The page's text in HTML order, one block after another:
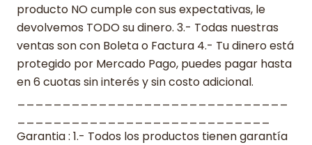
producto NO cumple con sus expectativas, le
devolvemos TODO su dinero. 3.- Todas nuestras
ventas son con Boleta o Factura 4.- Tu dinero está
protegido por Mercado Pago, puedes pagar hasta
en 6 cuotas sin interés y sin costo adicional.
Garantia : 1.- Todos los productos tienen garantía